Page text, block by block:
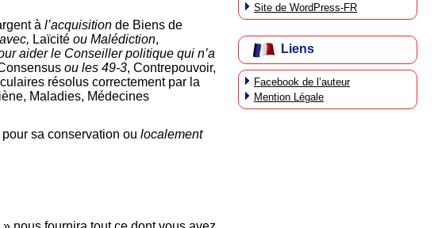
à l’acquisition de Biens de
avec, Laïcité ou Malédiction,
aider le Conseiller politique qui n’a
ou les 49-3, Contrepouvoir,
résolus correctement par la
Maladies, Médecines
sa conservation ou localement
Site de WordPress-FR
Liens
Facebook de l’auteur
Mention Légale